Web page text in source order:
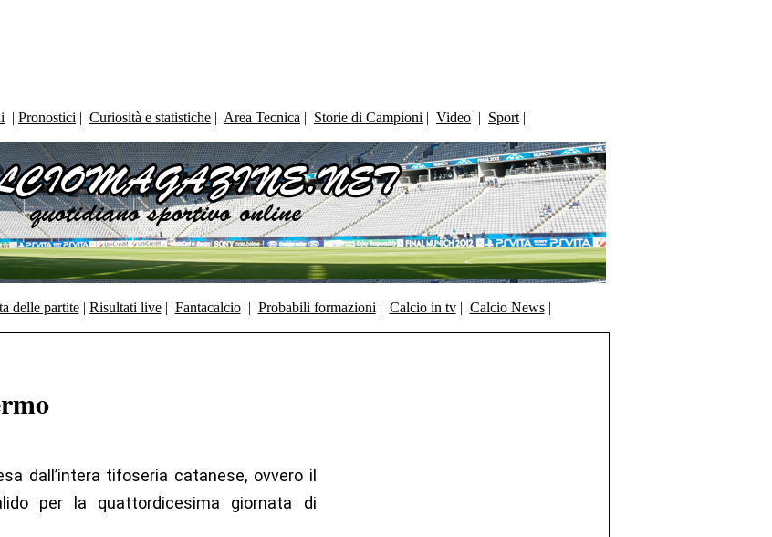
| Pronostici | Curiosità e statistiche | Area Tecnica | Storie di Campioni | Video | Sport |
delle partite| Risultati live| Fantacalcio| Probabili formazioni | Calcio in tv| Calcio News|
dall’intera tifoseria catanese, ovvero il
per la quattordicesima giornata di